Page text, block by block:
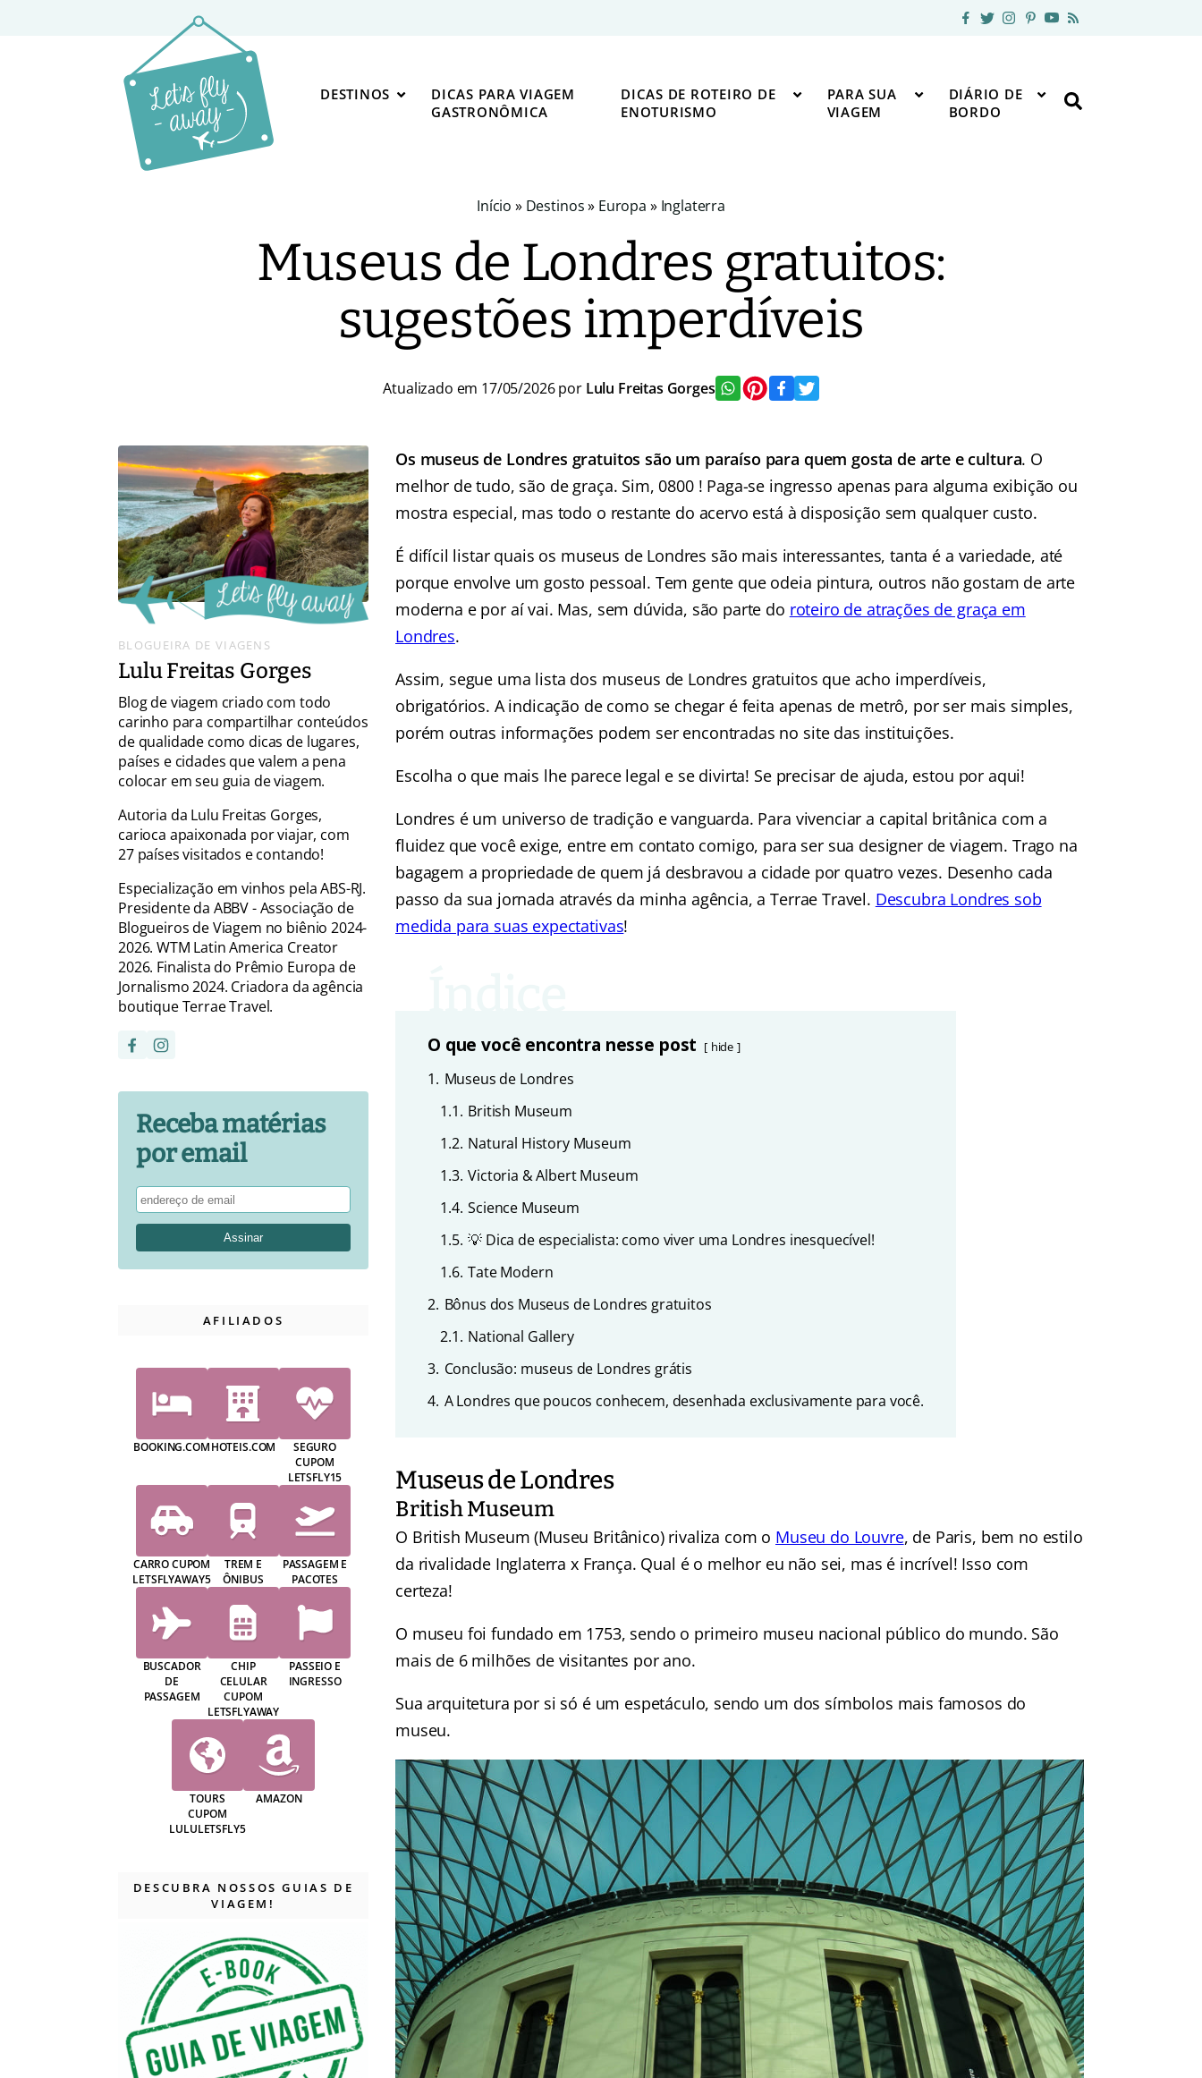
DESTINOS
DICAS PARA VIAGEM
GASTRONÔMICA
DICAS DE ROTEIRO DE
ENOTURISMO
PARA SUA
VIAGEM
DIÁRIO DE
BORDO
Início » Destinos» Europa » Inglaterra
Museus de Londres gratuitos:
sugestões imperdíveis
Atualizado em 17/05/2026 por Lulu Freitas Gorges
Os museus de Londres gratuitos são um paraíso para quem gosta de arte e cultura. O
melhor de tudo, são de graça. Sim, 0800 ! Paga-se ingresso apenas para alguma exibição ou
mostra especial, mas todo o restante do acervo está à disposição sem qualquer custo.
É difícil listar quais os museus de Londres são mais interessantes, tanta é a variedade, até
porque envolve um gosto pessoal. Tem gente que odeia pintura, outros não gostam de arte
moderna e por aí vai. Mas, sem dúvida, são parte do roteiro de atrações de graça em
Londres.
Assim, segue uma lista dos museus de Londres gratuitos que acho imperdíveis,
obrigatórios. A indicação de como se chegar é feita apenas de metrô, por ser mais simples,
porém outras informações podem ser encontradas no site das instituições.
Escolha o que mais lhe parece legal e se divirta! Se precisar de ajuda, estou por aqui!
Londres é um universo de tradição e vanguarda. Para vivenciar a capital britânica com a
fluidez que você exige, entre em contato comigo, para ser sua designer de viagem. Trago na
bagagem a propriedade de quem já desbravou a cidade por quatro vezes. Desenho cada
passo da sua jornada através da minha agência, a Terrae Travel. Descubra Londres sob
medida para suas expectativas!
O que você encontra nesse post hide
1. Museus de Londres
1.1. British Museum
1.2. Natural History Museum
1.3. Victoria & Albert Museum
1.4. Science Museum
1.5. 💡 Dica de especialista: como viver uma Londres inesquecível!
1.6. Tate Modern
2. Bônus dos Museus de Londres gratuitos
2.1. National Gallery
3. Conclusão: museus de Londres grátis
4. A Londres que poucos conhecem, desenhada exclusivamente para você.
Museus de Londres
British Museum
O British Museum (Museu Britânico) rivaliza com o Museu do Louvre, de Paris, bem no estilo
da rivalidade Inglaterra x França. Qual é o melhor eu não sei, mas é incrível! Isso com
certeza!
O museu foi fundado em 1753, sendo o primeiro museu nacional público do mundo. São
mais de 6 milhões de visitantes por ano.
Sua arquitetura por si só é um espetáculo, sendo um dos símbolos mais famosos do
museu.
BLOGUEIRA DE VIAGENS
Lulu Freitas Gorges
Blog de viagem criado com todo
carinho para compartilhar conteúdos
de qualidade como dicas de lugares,
países e cidades que valem a pena
colocar em seu guia de viagem.
Autoria da Lulu Freitas Gorges,
carioca apaixonada por viajar, com
27 países visitados e contando!
Especialização em vinhos pela ABS-RJ.
Presidente da ABBV - Associação de
Blogueiros de Viagem no biênio 2024-
2026. WTM Latin America Creator
2026. Finalista do Prêmio Europa de
Jornalismo 2024. Criadora da agência
boutique Terrae Travel.
Receba matérias
por email
AFILIADOS
BOOKING.COMHOTEIS.COM
SEGURO
CUPOM
LETSFLY15
CARRO CUPOM
LETSFLYAWAY5
TREM E
ÔNIBUS
PASSAGEM E
PACOTES
BUSCADOR
DE
PASSAGEM
CHIP
CELULAR
CUPOM
LETSFLYAWAY
PASSEIO E
INGRESSO
TOURS
CUPOM
LULULETSFLY5
AMAZON
DESCUBRA NOSSOS GUIAS DE
VIAGEM!